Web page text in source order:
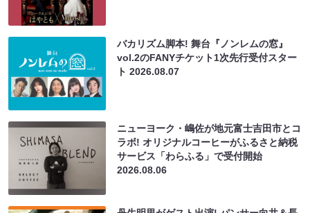
バカリズム脚本! 舞台『ノンレムの窓』
vol.2のFANYチケット1次先行受付スター
ト2026.08.07
ニューヨーク・嶋佐が地元富士吉田市とコ
ラボ! オリジナルコーヒーがふるさと納税
サービス「わらふる」で受付開始
2026.08.06